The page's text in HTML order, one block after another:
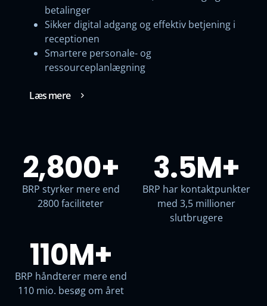
betalinger
Sikker digital adgang og effektiv betjening i
receptionen
Smartere personale- og
ressourceplanlægning
Læs mere
2,800+
BRP styrker mere end
2800 faciliteter
3.5M+
BRP har kontaktpunkter
med 3,5 millioner
slutbrugere
110M+
BRP håndterer mere end
110 mio. besøg om året